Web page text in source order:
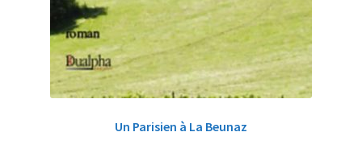
Un Parisien à La Beunaz